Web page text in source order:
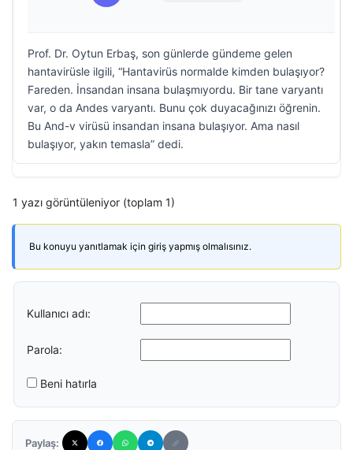
Prof. Dr. Oytun Erbaş, son günlerde gündeme gelen
hantavirüsle ilgili, “Hantavirüs normalde kimden bulaşıyor?
Fareden. İnsandan insana bulaşmıyordu. Bir tane varyantı
var, o da Andes varyantı. Bunu çok duyacağınızı öğrenin.
Bu And-v virüsü insandan insana bulaşıyor. Ama nasıl
bulaşıyor, yakın temasla” dedi.
1 yazı görüntüleniyor (toplam 1)
Bu konuyu yanıtlamak için giriş yapmış olmalısınız.
Kullanıcı adı:
Parola:
Beni hatırla
Paylaş: